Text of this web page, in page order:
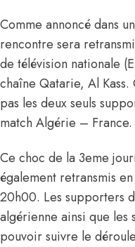
Comme annoncé dans
rencontre sera
de télévision nationale
chaîne Qatarie, Al Kass.
pas les deux seuls
match Algérie – France.
Ce choc de la 3eme
également retransmis
20h00. Les supporters
algérienne ainsi que les
pouvoir suivre le